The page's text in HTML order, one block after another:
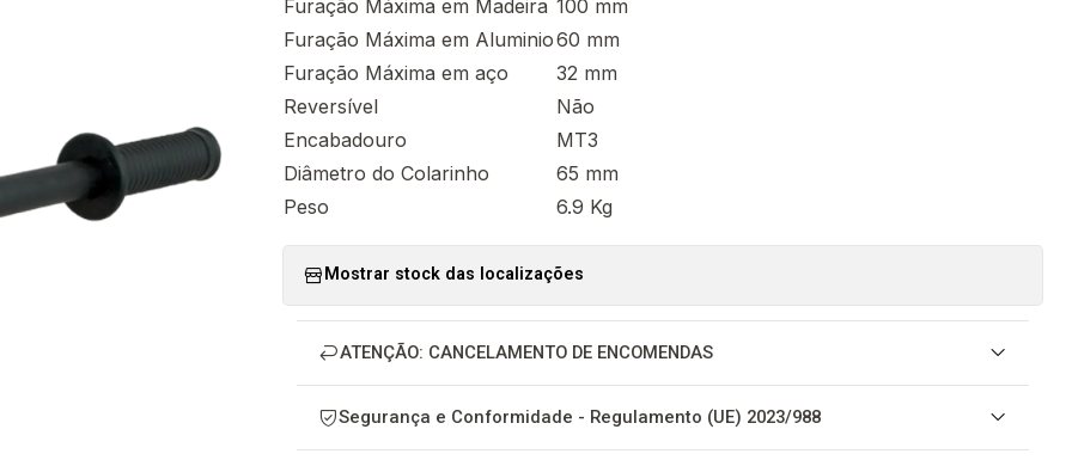
Furação Máxima em Madeira 100 mm
Furação Máxima em Aluminio60 mm
Furação Máxima em aço
32 mm
Reversível
Não
Encabadouro
MT3
Diâmetro do Colarinho
65 mm
Peso
6.9 Kg
Mostrar stock das localizações
ATENÇÃO: CANCELAMENTO DE ENCOMENDAS
Segurança e Conformidade - Regulamento (UE) 2023/988